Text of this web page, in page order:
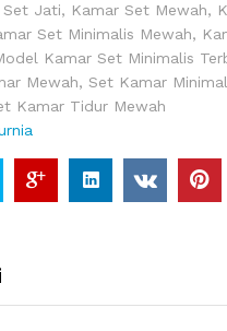
Set Jati, Kamar Set Mewah,
Set Minimalis Mewah,
Kamar Set Minimalis
Mewah, Set Kamar
Kamar Tidur Mewah